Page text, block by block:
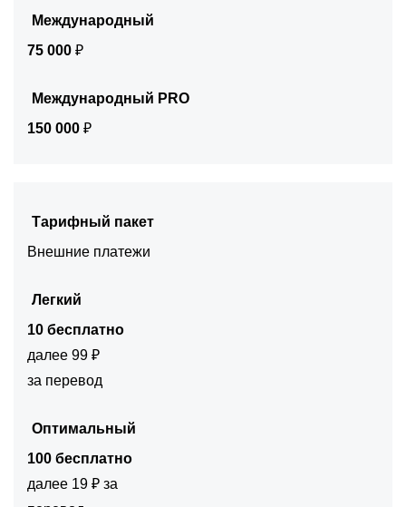
Международный
75 000 ₽
Международный PRO
150 000 ₽
Тарифный пакет
Внешние платежи
Легкий
10 бесплатно
далее 99 ₽
за перевод
Оптимальный
100 бесплатно
далее 19 ₽ за